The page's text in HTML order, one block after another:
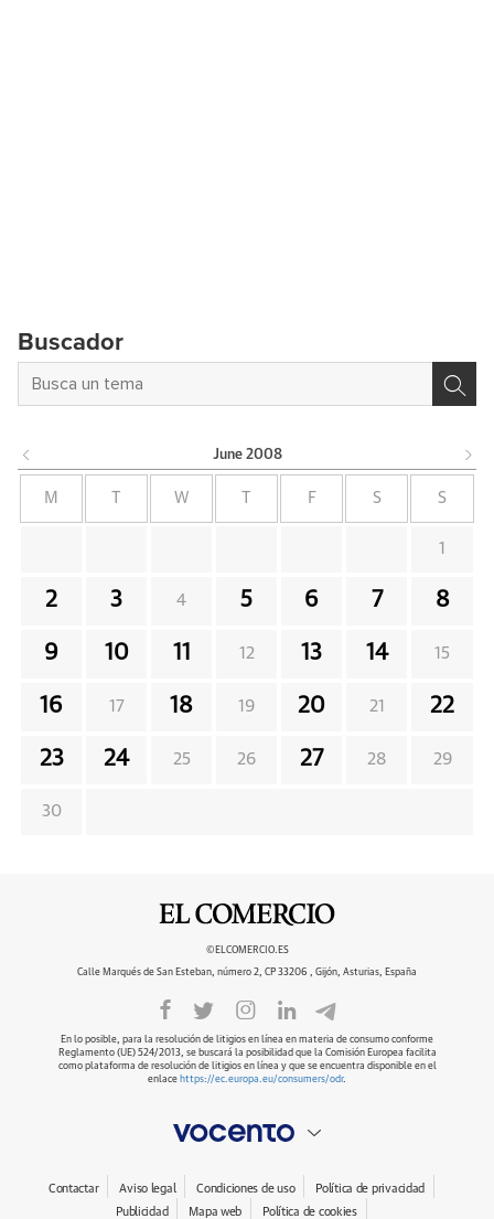
Buscador
June 2008
M W F S S
1
2 3 4 5 6 7 8
9 10 11 12 13 14 15
16 17 18 19 20 21 22
23 24 25 26 27 28 29
30
©ELCOMERCIO.ES
Calle Marqués de San Esteban, número 2, CP 33206 , Gijón, Asturias, España
En lo posible, para la resolución de litigios en línea en materia de consumo conforme
Reglamento (UE) 524/2013, se buscará la posibilidad que la Comisión Europea facilita
como plataforma de resolución de litigios en línea y que se encuentra disponible en el
enlace https://ec.europa.eu/consumers/odr.
Contactar Aviso legal Condiciones de uso
Política de privacidad
Publicidad
Mapa web Política de cookies